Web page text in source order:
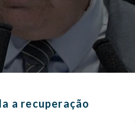
a recuperação